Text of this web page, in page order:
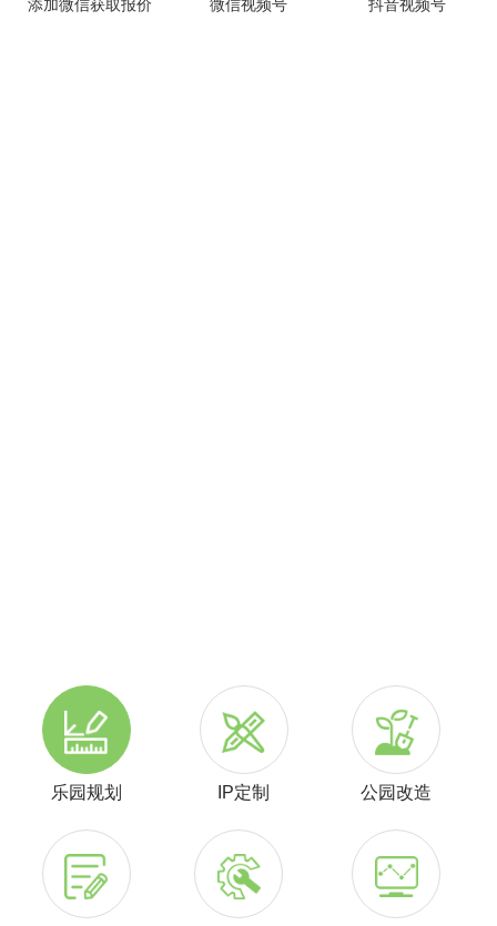
添加微信获取报价 微信视频号 抖音视频号
乐园规划 IP定制 公园改造